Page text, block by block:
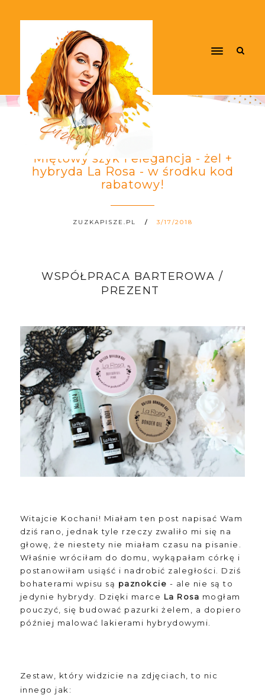
Miętowy szyk i elegancja - żel +
hybryda La Rosa - w środku kod
rabatowy!
ZUZKAPISZE.PL 3/17/2018
WSPÓŁPRACA BARTEROWA /
PREZENT
Witajcie Kochani! Miałam ten post napisać Wam
dziś rano, jednak tyle rzeczy zwaliło mi się na
głowę, że niestety nie miałam czasu na pisanie.
Właśnie wróciłam do domu, wykąpałam córkę i
postanowiłam usiąść i nadrobić zaległości. Dziś
bohaterami wpisu są paznokcie - ale nie są to
jedynie hybrydy. Dzięki marce La Rosa mogłam
pouczyć, się budować pazurki żelem, a dopiero
później malować lakierami hybrydowymi.
Zestaw, który widzicie na zdjęciach, to nic
innego jak: